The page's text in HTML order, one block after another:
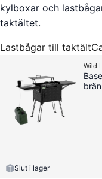
kylboxar och
taktältet.
Lastbågar till taktält
Wild
Slut i lager